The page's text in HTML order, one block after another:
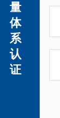
量
体
系
认
证